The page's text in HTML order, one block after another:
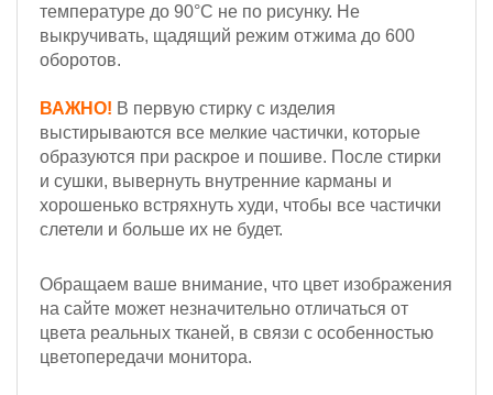
температуре до 90°С не по рисунку. Не
выкручивать, щадящий режим отжима до 600
оборотов.
ВАЖНО! В первую стирку с изделия
выстирываются все мелкие частички, которые
образуются при раскрое и пошиве. После стирки
и сушки, вывернуть внутренние карманы и
хорошенько встряхнуть худи, чтобы все частички
слетели и больше их не будет.
Обращаем ваше внимание, что цвет изображения
на сайте может незначительно отличаться от
цвета реальных тканей, в связи с особенностью
цветопередачи монитора.